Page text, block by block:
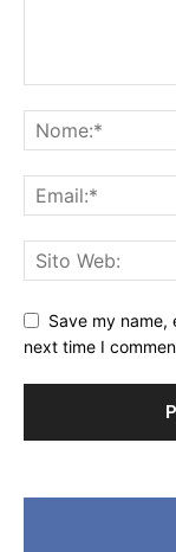
Save my name,
next time I